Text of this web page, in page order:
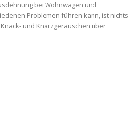
bei Wohnwagen und
Problemen führen kann, ist nichts
und Knarzgeräuschen über